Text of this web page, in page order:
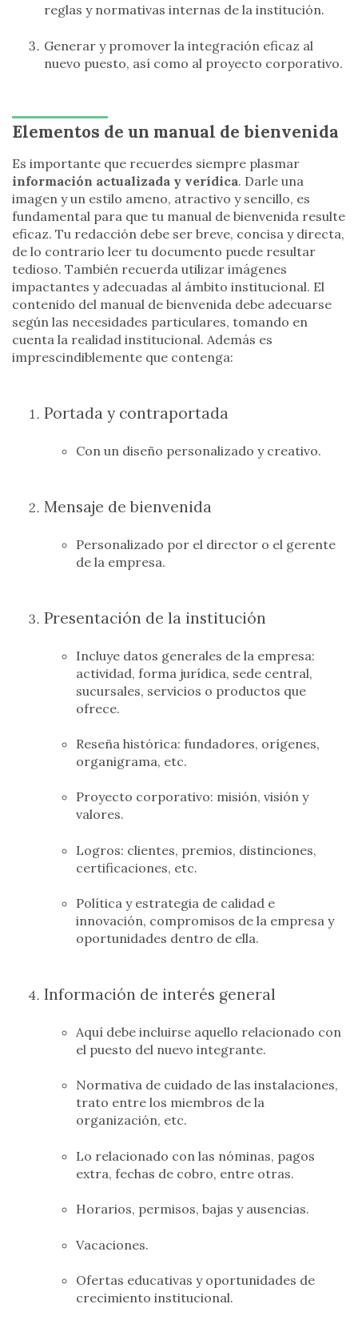
reglas y normativas internas de la institución.
Generar y promover la integración eficaz al
nuevo puesto, así como al proyecto corporativo.
Elementos de un manual de bienvenida
Es importante que recuerdes siempre plasmar
información actualizada y verídica. Darle una
imagen y un estilo ameno, atractivo y sencillo, es
fundamental para que tu manual de bienvenida resulte
eficaz. Tu redacción debe ser breve, concisa y directa,
de lo contrario leer tu documento puede resultar
tedioso. También recuerda utilizar imágenes
impactantes y adecuadas al ámbito institucional. El
contenido del manual de bienvenida debe adecuarse
según las necesidades particulares, tomando en
cuenta la realidad institucional. Además es
imprescindiblemente que contenga:
Portada y contraportada
Con un diseño personalizado y creativo.
Mensaje de bienvenida
Personalizado por el director o el gerente
de la empresa.
Presentación de la institución
Incluye datos generales de la empresa:
actividad, forma jurídica, sede central,
sucursales, servicios o productos que
ofrece.
Reseña histórica: fundadores, orígenes,
organigrama, etc.
Proyecto corporativo: misión, visión y
valores.
Logros: clientes, premios, distinciones,
certificaciones, etc.
Política y estrategia de calidad e
innovación, compromisos de la empresa y
oportunidades dentro de ella.
Información de interés general
Aquí debe incluirse aquello relacionado con
el puesto del nuevo integrante.
Normativa de cuidado de las instalaciones,
trato entre los miembros de la
organización, etc.
Lo relacionado con las nóminas, pagos
extra, fechas de cobro, entre otras.
Horarios, permisos, bajas y ausencias.
Vacaciones.
Ofertas educativas y oportunidades de
crecimiento institucional.